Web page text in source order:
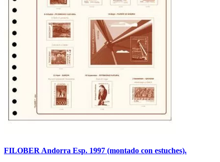
FILOBER Andorra Esp. 1997 (montado con estuches).